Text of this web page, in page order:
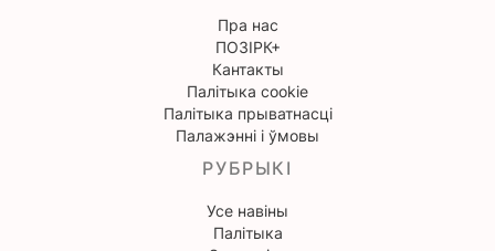
Пра нас
ПОЗІРК+
Кантакты
Палітыка cookie
Палітыка прыватнасці
Палажэнні і ўмовы
РУБРЫКІ
Усе навіны
Палітыка